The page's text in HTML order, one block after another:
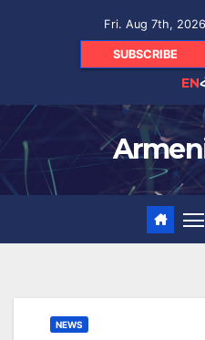
Fri. Aug 7th, 2026
SUBSCRIBE
EN
NEWS